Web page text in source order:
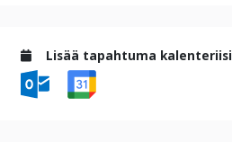
Lisää tapahtuma kalenteriisi